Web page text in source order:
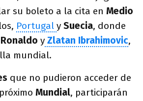
su boleto a la cita en Medio
Portugal y Suecia, donde
y Zlatan Ibrahimovic,
mundial.
que no pudieron acceder de
Mundial, participarán